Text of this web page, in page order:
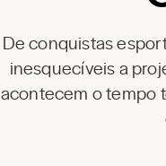
De conquistas
inesquecíveis a
acontecem o tempo